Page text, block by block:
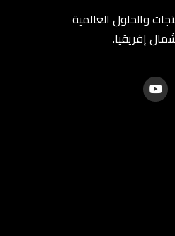
والحلول العالمية
إفريقيا.